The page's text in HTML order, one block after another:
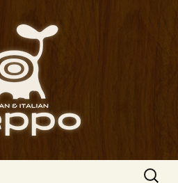
橋のイタリアン
ェッポ）」の公式
（チェッポ）」。
や讃岐オリーブ牛の
バルメニューも豊富
にも一人飲みのお客
す。
検